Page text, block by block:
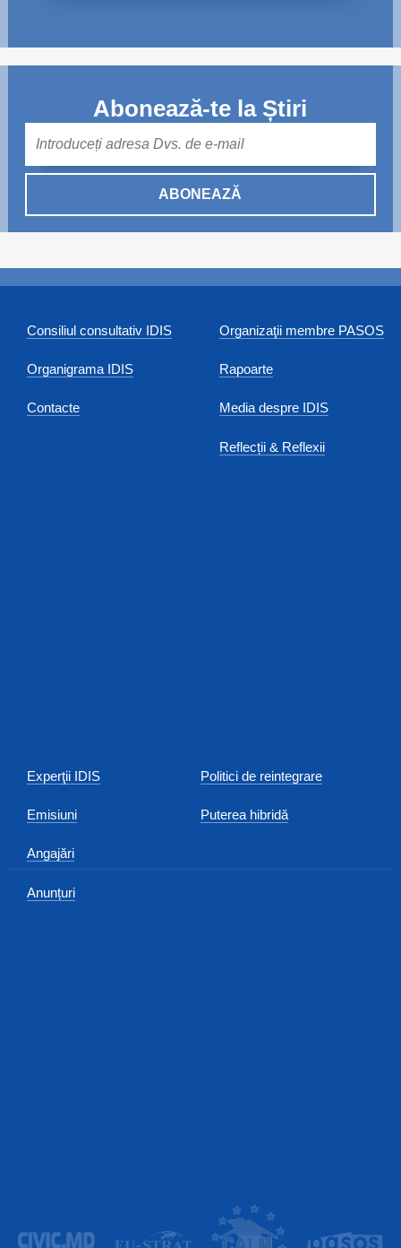
Abonează-te la Știri
ABONEAZĂ
Consiliul consultativ IDIS
Organigrama IDIS
Contacte
Organizaţii membre PASOS
Rapoarte
Media despre IDIS
Reflecții & Reflexii
Experţii IDIS
Emisiuni
Angajări
Anunțuri
Politici de reintegrare
Puterea hibridă